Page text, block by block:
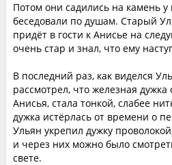
Потом они садились на камень
беседовали по душам. Старый
придёт в гости к Анисье на
очень стар и знал, что ему
В последний раз, как виделся
рассмотрел, что железная дужка
Анисья, стала тонкой, слабее
дужка истёрлась от времени о
Ульян укрепил дужку
и через них можно было
свете.